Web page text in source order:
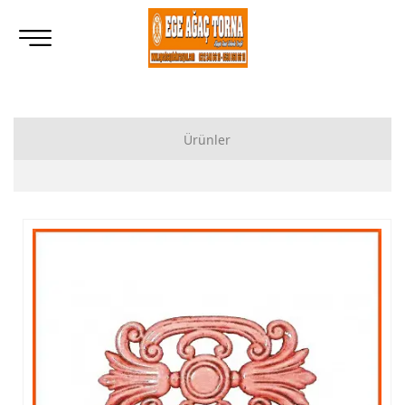
Ürünler
Ham Ahşap Yemek Masası İmalatı, Modelleri
Ham Ahşap Sandalye İmalatı, Modelleri
Ham Ahşap Zigon Sehpa İmalatı, Modelleri